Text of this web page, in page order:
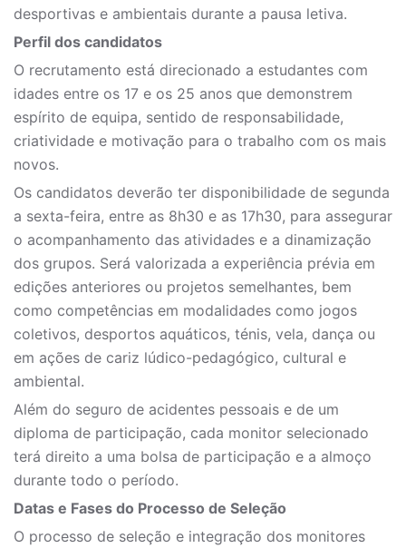
desportivas e ambientais durante a pausa letiva.
Perfil dos candidatos
O recrutamento está direcionado a estudantes com
idades entre os 17 e os 25 anos que demonstrem
espírito de equipa, sentido de responsabilidade,
criatividade e motivação para o trabalho com os mais
novos.
Os candidatos deverão ter disponibilidade de segunda
a sexta-feira, entre as 8h30 e as 17h30, para assegurar
o acompanhamento das atividades e a dinamização
dos grupos. Será valorizada a experiência prévia em
edições anteriores ou projetos semelhantes, bem
como competências em modalidades como jogos
coletivos, desportos aquáticos, ténis, vela, dança ou
em ações de cariz lúdico-pedagógico, cultural e
ambiental.
Além do seguro de acidentes pessoais e de um
diploma de participação, cada monitor selecionado
terá direito a uma bolsa de participação e a almoço
durante todo o período.
Datas e Fases do Processo de Seleção
O processo de seleção e integração dos monitores